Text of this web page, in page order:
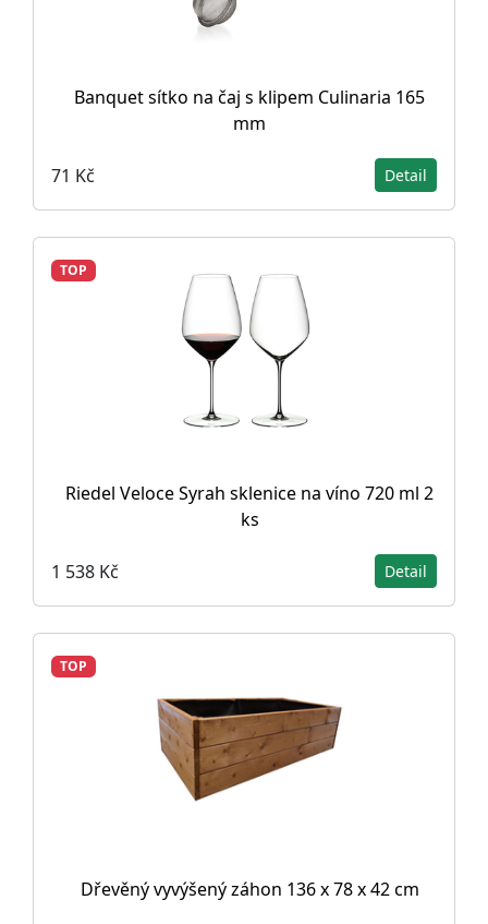
Banquet sítko na čaj s klipem Culinaria 165
mm
71 Kč Detail
TOP
Riedel Veloce Syrah sklenice na víno 720 ml 2
ks
1 538 Kč Detail
TOP
Dřevěný vyvýšený záhon 136 x 78 x 42 cm